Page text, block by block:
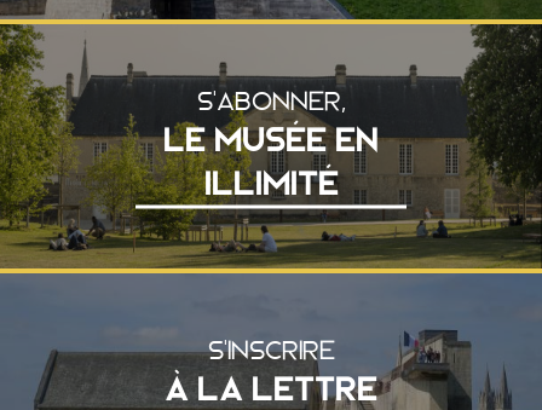
S'ABONNER,
LE MUSÉE EN
ILLIMITÉ
S'INSCRIRE
À LA LETTRE